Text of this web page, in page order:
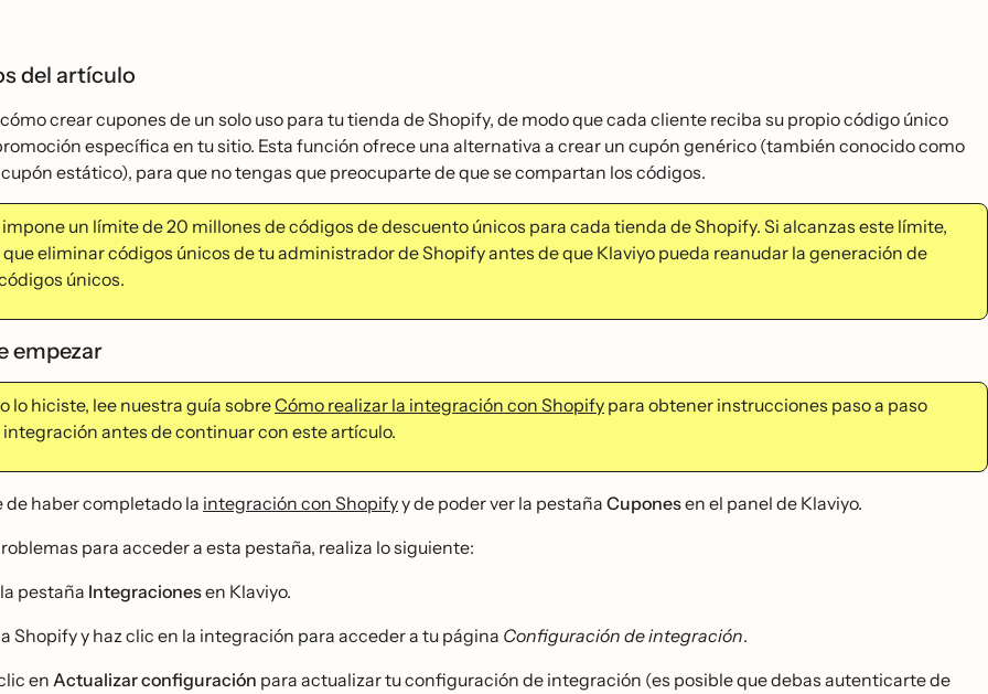
del artículo
crear cupones de un solo uso para tu tienda de Shopify, de modo que cada cliente reciba su propio código único
específica en tu sitio. Esta función ofrece una alternativa a crear un cupón genérico (también conocido como
estático), para que no tengas que preocuparte de que se compartan los códigos.
un límite de 20 millones de códigos de descuento únicos para cada tienda de Shopify. Si alcanzas este límite,
eliminar códigos únicos de tu administrador de Shopify antes de que Klaviyo pueda reanudar la generación de
únicos.
empezar
lo hiciste, lee nuestra guía sobreCómo realizar la integración con Shopify para obtener instrucciones paso a paso
integración antes de continuar con este artículo.
de haber completado la integración con Shopifyy de poder ver la pestaña Cuponesen el panel de Klaviyo.
para acceder a esta pestaña, realiza lo siguiente:
pestaña Integracionesen Klaviyo.
Shopify y haz clic en la integración para acceder a tu página Configuración de integración.
enActualizar configuración para actualizar tu configuración de integración (es posible que debas autenticarte de